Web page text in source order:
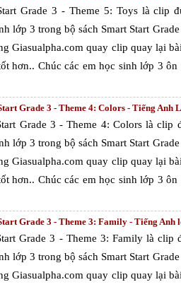
Grade 3 - Theme 5: Toys là clip
lớp 3 trong bộ sách Smart Start
Giasualpha.com quay clip quay lại
hơn.. Chúc các em học sinh lớp 3
Grade 3 - Theme 4: Colors - Tiếng Anh
Grade 3 - Theme 4: Colors là
lớp 3 trong bộ sách Smart Start
Giasualpha.com quay clip quay lại
hơn.. Chúc các em học sinh lớp 3
Grade 3 - Theme 3: Family - Tiếng Anh
Grade 3 - Theme 3: Family là
lớp 3 trong bộ sách Smart Start
Giasualpha.com quay clip quay lại